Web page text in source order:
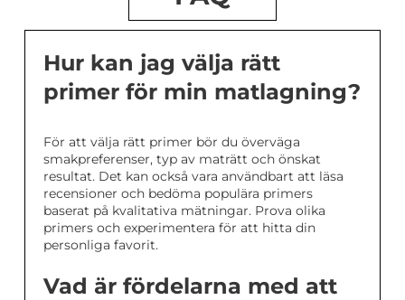
Hur kan jag välja rätt
primer för min matlagning?
För att välja rätt primer bör du överväga
smakpreferenser, typ av maträtt och önskat
resultat. Det kan också vara användbart att läsa
recensioner och bedöma populära primers
baserat på kvalitativa mätningar. Prova olika
primers och experimentera för att hitta din
personliga favorit.
Vad är fördelarna med att